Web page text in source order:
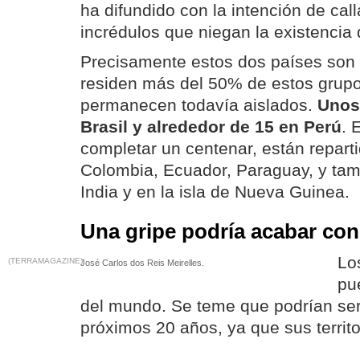
ha difundido con la intención de
incrédulos que niegan la existencia
Precisamente estos dos países
residen más del 50% de estos
permanecen todavía aislados.
Brasil y alrededor de 15 en Perú.
completar un centenar, están
Colombia, Ecuador, Paraguay, y
India y en la isla de Nueva Guinea.
Una gripe podría acabar
(TERRAMAGAZINE)José Carlos dos Reis Meirelles.
del mundo. Se teme que podrían
próximos 20 años, ya que sus